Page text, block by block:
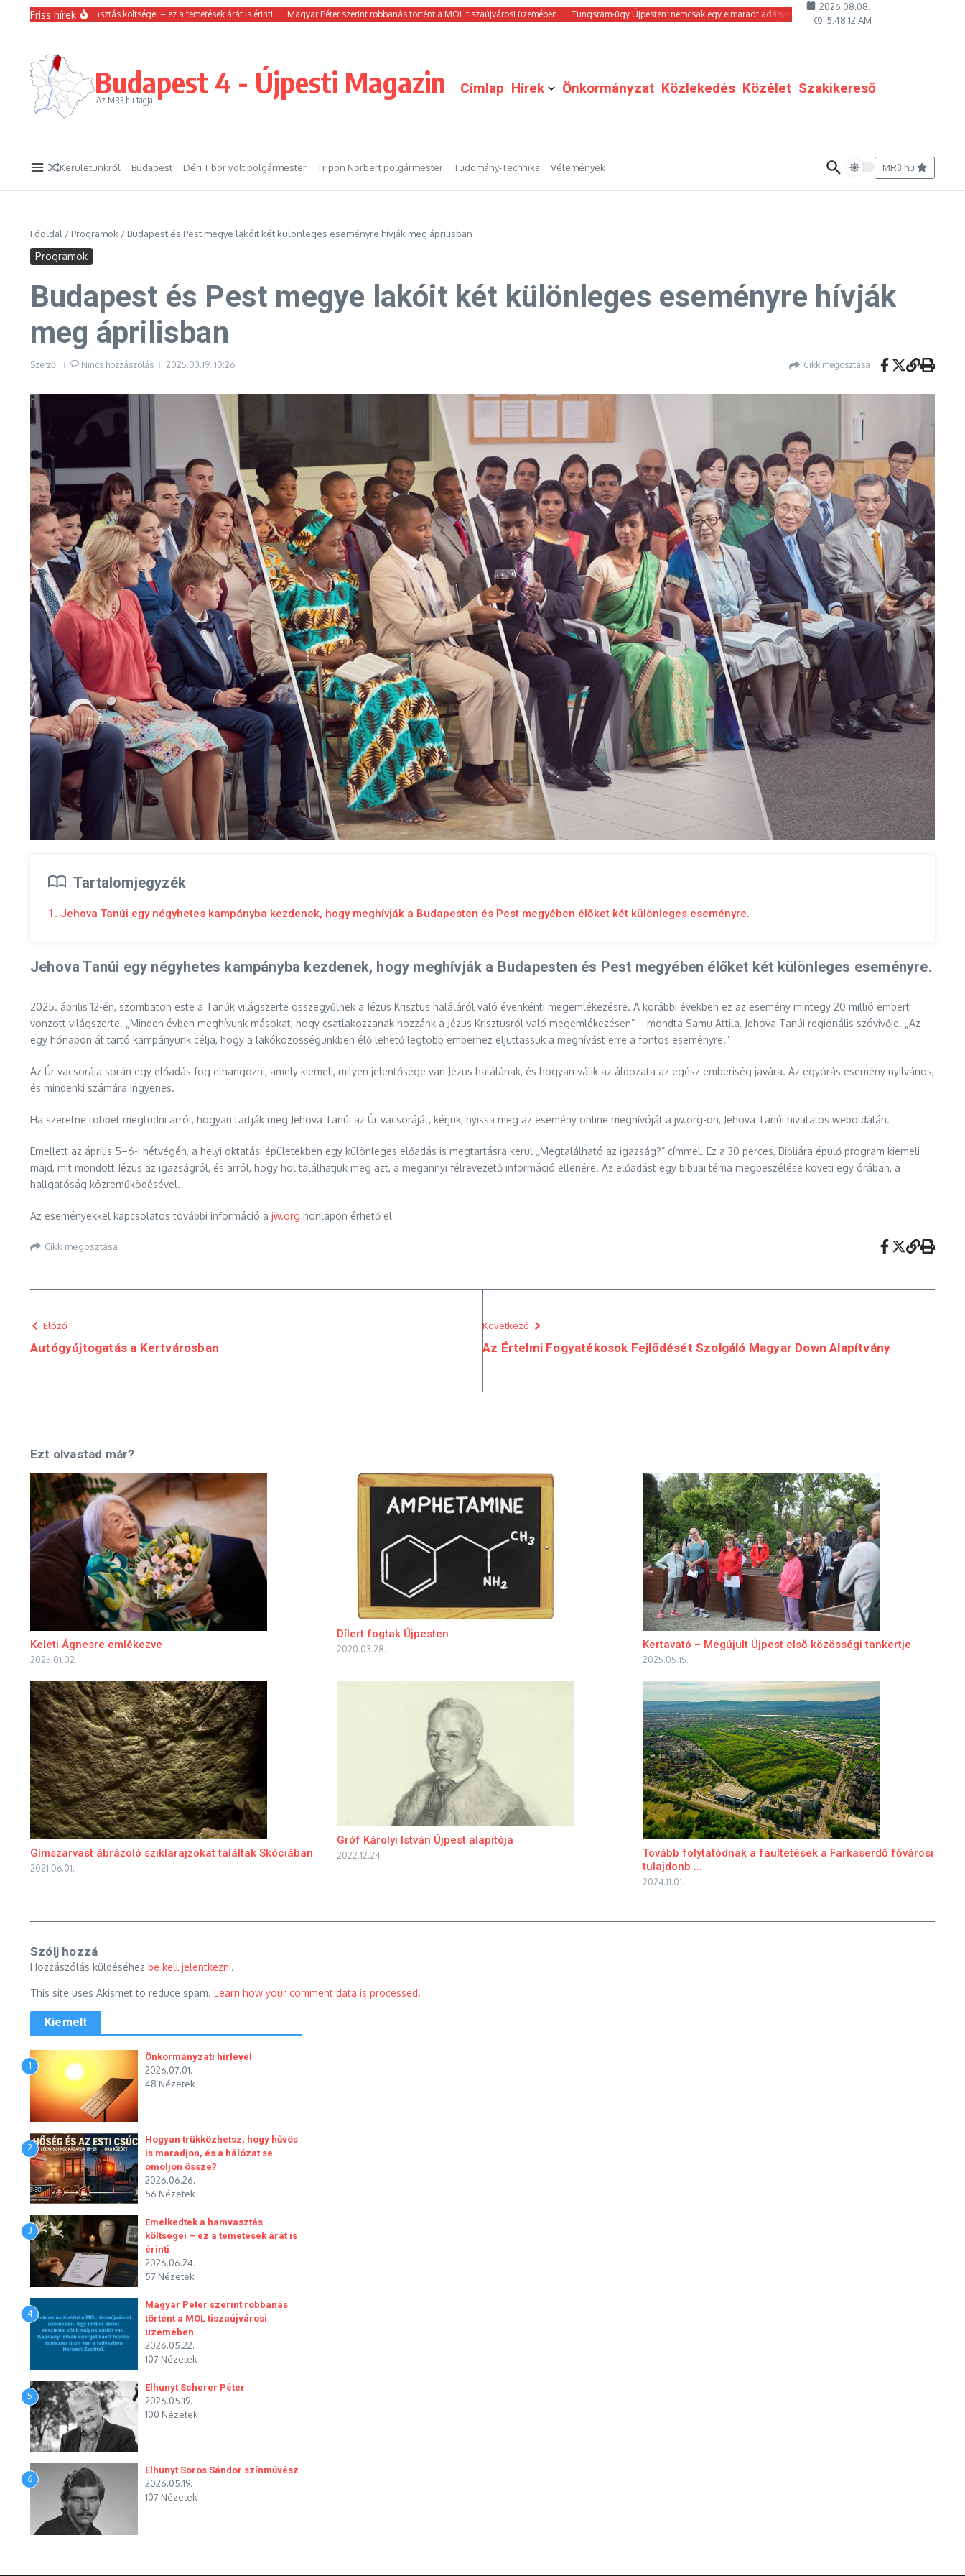
Ugrás a tartalomhoz
Friss hírek
a hamvasztás költségei – ez a temetések árát is érinti Magyar Péter szerint robbanás történt a MOL tiszaújvárosi üzemében Tungsram-ügy Újpesten: nemcsak egy elmaradt adásvételről van szó Kreatív sarok és szakértői
2026.08.08.
5:48:14 AM
Budapest 4 - Újpesti Magazin
Az MR3.hu tagja
Címlap Hírek Önkormányzat Közlekedés Közélet Szakikereső
Kerületünkről Budapest Déri Tibor volt polgármester Tripon Norbert polgármester Tudomány-Technika Vélemények MR3.hu
Főoldal / Programok / Budapest és Pest megye lakóit két különleges eseményre hívják meg áprilisban
Programok
Budapest és Pest megye lakóit két különleges eseményre hívják
meg áprilisban
Szerző Nincs hozzászólás 2025.03.19. 10:26 Cikk megosztása
Tartalomjegyzék
1. Jehova Tanúi egy négyhetes kampányba kezdenek, hogy meghívják a Budapesten és Pest megyében élőket két különleges eseményre.
Jehova Tanúi egy négyhetes kampányba kezdenek, hogy meghívják a Budapesten és Pest megyében élőket két különleges eseményre.
2025. április 12-én, szombaton este a Tanúk világszerte összegyűlnek a Jézus Krisztus haláláról való évenkénti megemlékezésre. A korábbi években ez az esemény mintegy 20 millió embert
vonzott világszerte. „Minden évben meghívunk másokat, hogy csatlakozzanak hozzánk a Jézus Krisztusról való megemlékezésen” – mondta Samu Attila, Jehova Tanúi regionális szóvivője. „Az
egy hónapon át tartó kampányunk célja, hogy a lakóközösségünkben élő lehető legtöbb emberhez eljuttassuk a meghívást erre a fontos eseményre.”
Az Úr vacsorája során egy előadás fog elhangozni, amely kiemeli, milyen jelentősége van Jézus halálának, és hogyan válik az áldozata az egész emberiség javára. Az egyórás esemény nyilvános,
és mindenki számára ingyenes.
Ha szeretne többet megtudni arról, hogyan tartják meg Jehova Tanúi az Úr vacsoráját, kérjük, nyissa meg az esemény online meghívóját a jw.org-on, Jehova Tanúi hivatalos weboldalán.
Emellett az április 5–6-i hétvégén, a helyi oktatási épületekben egy különleges előadás is megtartásra kerül „Megtalálható az igazság?” címmel. Ez a 30 perces, Bibliára épülő program kiemeli
majd, mit mondott Jézus az igazságról, és arról, hogy hol találhatjuk meg azt, a megannyi félrevezető információ ellenére. Az előadást egy bibliai téma megbeszélése követi egy órában, a
hallgatóság közreműködésével.
Az eseményekkel kapcsolatos további információ a jw.org honlapon érhető el
Cikk megosztása
Előző
Autógyújtogatás a Kertvárosban
Következő
Az Értelmi Fogyatékosok Fejlődését Szolgáló Magyar Down Alapítvány
Ezt olvastad már?
Keleti Ágnesre emlékezve
2025.01.02.
Dílert fogtak Újpesten
2020.03.28. Kertavató – Megújult Újpest első közösségi tankertje
2025.05.15.
Gímszarvast ábrázoló sziklarajzokat találtak Skóciában
2021.06.01.
Gróf Károlyi István Újpest alapítója
2022.12.24.
Tovább folytatódnak a faültetések a Farkaserdő fővárosi
tulajdonb ...
2024.11.01.
Szólj hozzá
Hozzászólás küldéséhez be kell jelentkezni.
This site uses Akismet to reduce spam. Learn how your comment data is processed.
Kiemelt
1
Önkormányzati hírlevél
2026.07.01.
48 Nézetek
2
Hogyan trükközhetsz, hogy hűvös
is maradjon, és a hálózat se
omoljon össze?
2026.06.26.
56 Nézetek
3
Emelkedtek a hamvasztás
költségei – ez a temetések árát is
érinti
2026.06.24.
57 Nézetek
4
Magyar Péter szerint robbanás
történt a MOL tiszaújvárosi
üzemében
2026.05.22.
107 Nézetek
5
Elhunyt Scherer Péter
2026.05.19.
100 Nézetek
6
Elhunyt Sörös Sándor színművész
2026.05.19.
107 Nézetek